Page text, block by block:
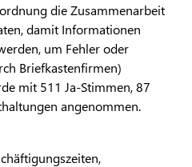
die Zusammenarbeit
damit Informationen
um Fehler oder
Briefkastenfirmen)
mit 511 Ja-Stimmen, 87
angenommen.